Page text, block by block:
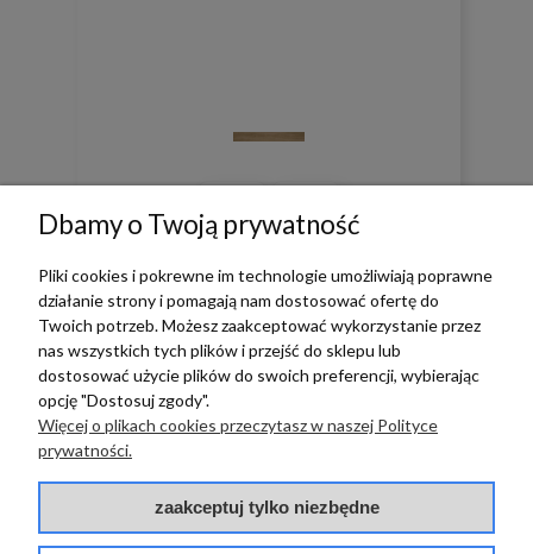
zebranych i zweryfikowanych przez
BAZA WIEDZY
Dbamy o Twoją prywatność
Pliki cookies i pokrewne im technologie umożliwiają poprawne
działanie strony i pomagają nam dostosować ofertę do
Twoich potrzeb. Możesz zaakceptować wykorzystanie przez
nas wszystkich tych plików i przejść do sklepu lub
dostosować użycie plików do swoich preferencji, wybierając
opcję "Dostosuj zgody".
Więcej o plikach cookies przeczytasz w naszej Polityce
prywatności.
zaakceptuj tylko niezbędne